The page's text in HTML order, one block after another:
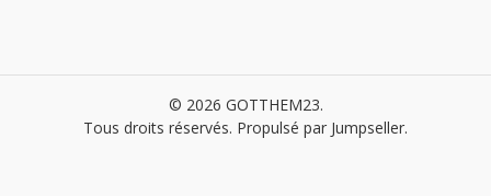
© 2026 GOTTHEM23.
Tous droits réservés. Propulsé par Jumpseller.